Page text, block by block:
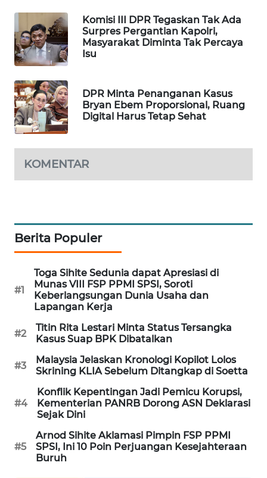
Komisi III DPR Tegaskan Tak Ada
Surpres Pergantian Kapolri,
Masyarakat Diminta Tak Percaya
Isu
DPR Minta Penanganan Kasus
Bryan Ebem Proporsional, Ruang
Digital Harus Tetap Sehat
KOMENTAR
Berita Populer
#1
Toga Sihite Sedunia dapat Apresiasi di
Munas VIII FSP PPMI SPSI, Soroti
Keberlangsungan Dunia Usaha dan
Lapangan Kerja
#2
Titin Rita Lestari Minta Status Tersangka
Kasus Suap BPK Dibatalkan
#3
Malaysia Jelaskan Kronologi Kopilot Lolos
Skrining KLIA Sebelum Ditangkap di Soetta
#4
Konflik Kepentingan Jadi Pemicu Korupsi,
Kementerian PANRB Dorong ASN Deklarasi
Sejak Dini
#5
Arnod Sihite Aklamasi Pimpin FSP PPMI
SPSI, Ini 10 Poin Perjuangan Kesejahteraan
Buruh
ANUGERAH
NEWS
AKHLAK
ID
PERAPKI
NEWS
SONYA
ASA
NEWS